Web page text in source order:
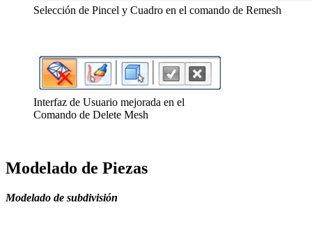
Selección de Pincel y Cuadro en el comando de Remesh
Interfaz de Usuario mejorada en el
Comando de Delete Mesh
Modelado de Piezas
Modelado de subdivisión